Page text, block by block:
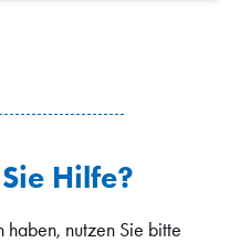
Hilfe?
nutzen Sie bitte